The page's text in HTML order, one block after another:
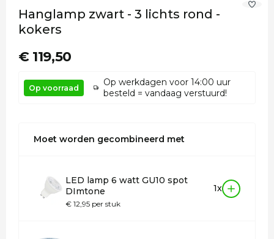
Hanglamp zwart - 3 lichts rond -
kokers
€ 119,50
Op voorraad
Op werkdagen voor 14:00 uur
besteld = vandaag verstuurd!
Moet worden gecombineerd met
LED lamp 6 watt GU10 spot
DImtone
€ 12,95 per stuk
1x